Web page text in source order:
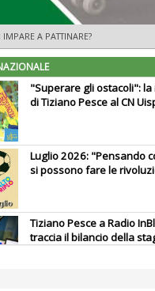
A PATTINARE?
"Superare gli ostacoli":
di Tiziano Pesce al CN
Luglio 2026: "Pensando
si possono fare le
Tiziano Pesce a Radio
traccia il bilancio della